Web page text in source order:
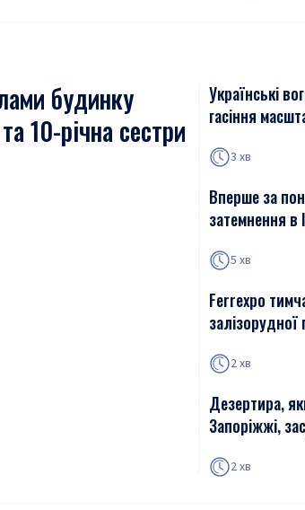
будинку
10-річна сестри
Українські
гасіння
3 хв
Вперше за
затемнення в
5 хв
Ferrexpo
залізорудної
2 хв
Дезертира,
Запоріжжі,
2 хв